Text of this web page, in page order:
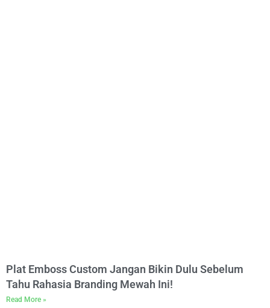
Plat Emboss Custom Jangan Bikin Dulu Sebelum
Tahu Rahasia Branding Mewah Ini!
Read More »